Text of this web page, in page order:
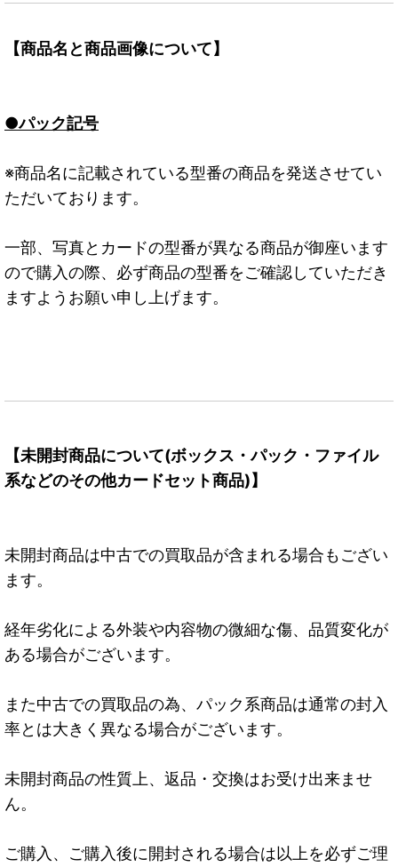
【商品名と商品画像について】
●パック記号
※商品名に記載されている型番の商品を発送させてい
ただいております。
一部、写真とカードの型番が異なる商品が御座います
ので購入の際、必ず商品の型番をご確認していただき
ますようお願い申し上げます。
【未開封商品について(ボックス・パック・ファイル
系などのその他カードセット商品)】
未開封商品は中古での買取品が含まれる場合もござい
ます。
経年劣化による外装や内容物の微細な傷、品質変化が
ある場合がございます。
また中古での買取品の為、パック系商品は通常の封入
率とは大きく異なる場合がございます。
未開封商品の性質上、返品・交換はお受け出来ませ
ん。
ご購入、ご購入後に開封される場合は以上を必ずご理